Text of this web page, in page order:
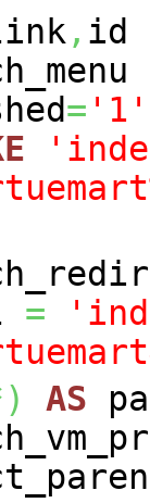
, id
= '1'
=
) AS